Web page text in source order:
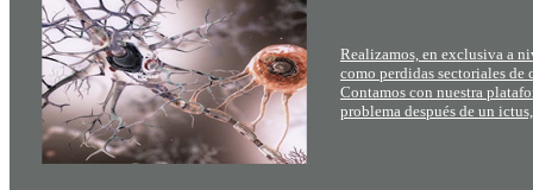
Realizamos, en exclusiva a
como perdidas sectoriales
Contamos con nuestra
problema después de un